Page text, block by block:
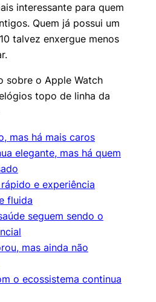
interessante para quem
Quem já possui um
talvez enxergue menos
sobre o Apple Watch
topo de linha da
mas há mais caros
elegante, mas há quem
e experiência
fluida
seguem sendo o
mas ainda não
o ecossistema continua